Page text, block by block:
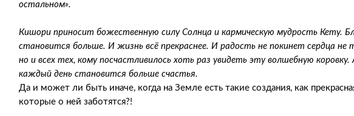
остальном».
Кишори приносит божественную силу Солнца и кармическую мудрость Кету.
становится больше. И жизнь всё прекраснее. И радость не покинет сердца не
но и всех тех, кому посчастливилось хоть раз увидеть эту волшебную
каждый день становится больше счастья.
Да и может ли быть иначе, когда на Земле есть такие создания, как
которые о ней заботятся?!